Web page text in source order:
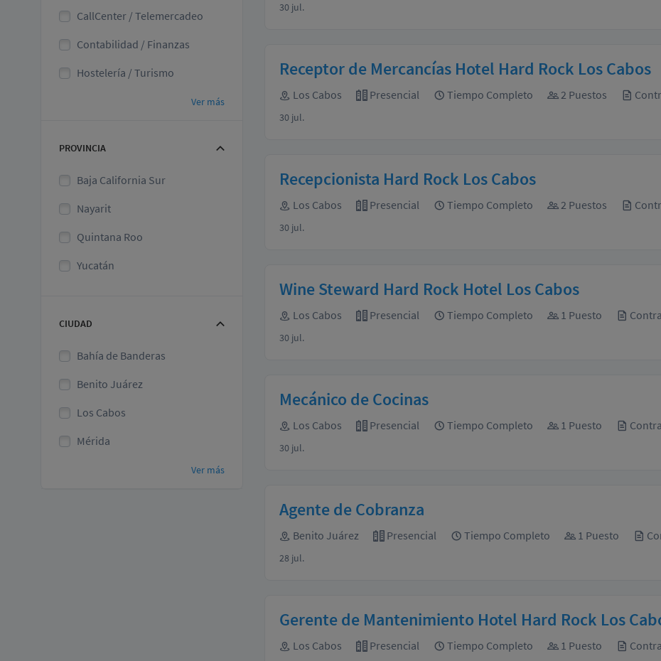
CallCenter / Telemercadeo
Contabilidad / Finanzas
Hostelería / Turismo
Ver más
PROVINCIA
Baja California Sur
Nayarit
Quintana Roo
Yucatán
CIUDAD
Bahía de Banderas
Benito Juárez
Los Cabos
Mérida
Ver más
30 jul.
Receptor de Mercancías Hotel Hard Rock Los Cabos
Los Cabos Presencial Tiempo Completo 2 Puestos
30 jul.
Recepcionista Hard Rock Los Cabos
Los Cabos Presencial Tiempo Completo 2 Puestos
30 jul.
Wine Steward Hard Rock Hotel Los Cabos
Los Cabos Presencial Tiempo Completo 1 Puesto
30 jul.
Mecánico de Cocinas
Los Cabos Presencial Tiempo Completo 1 Puesto
30 jul.
Agente de Cobranza
Benito Juárez Presencial Tiempo Completo 1 Puesto
28 jul.
Gerente de Mantenimiento Hotel Hard Rock Los
Los Cabos Presencial Tiempo Completo 1 Puesto